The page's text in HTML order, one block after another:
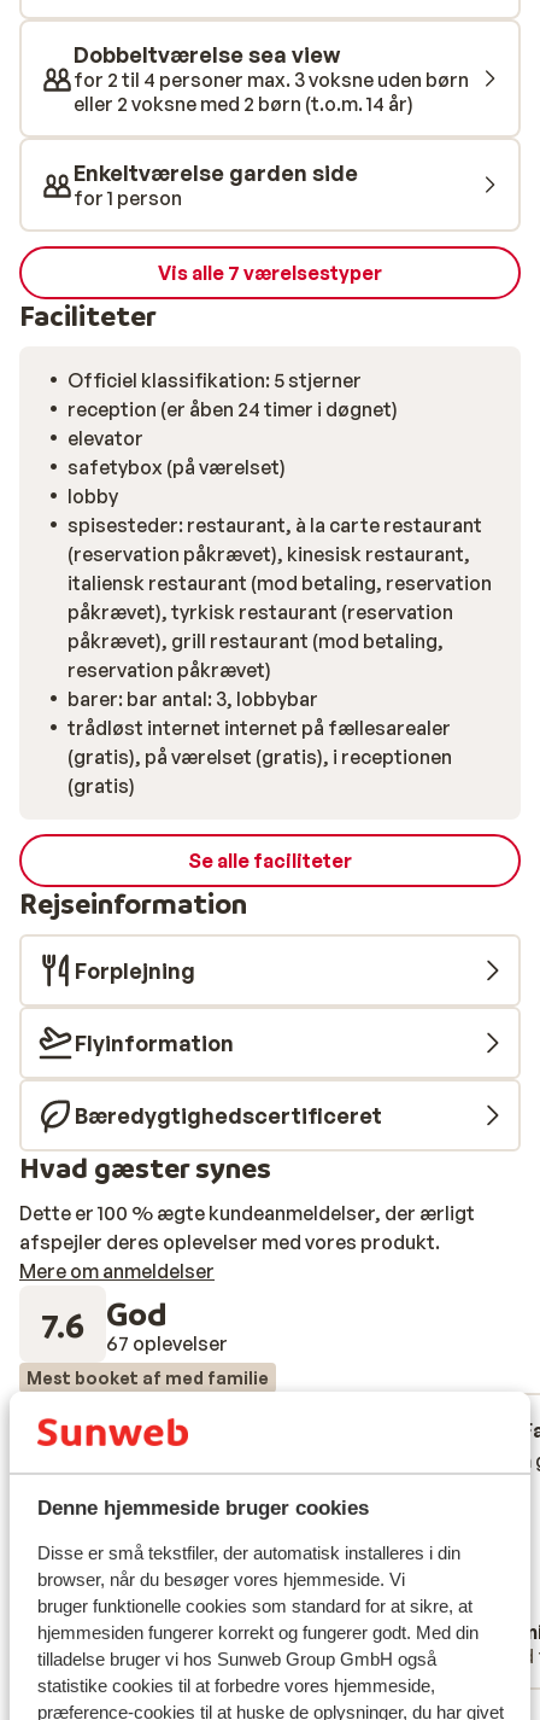
Denne hjemmeside bruger cookies
Disse er små tekstfiler, der automatisk installeres i din
browser, når du besøger vores hjemmeside. Vi
bruger funktionelle cookies som standard for at sikre, at
hjemmesiden fungerer korrekt og fungerer godt. Med din
tilladelse bruger vi hos Sunweb Group GmbH også
statistike cookies til at forbedre vores hjemmeside,
præference-cookies til at huske de oplysninger, du har givet
lidt mere aktiv, kan du deltage i underholdningsholdets
aktiviteter, slå dig løs på tennisbanen eller tage en tur i
fitnesscentret. Efter alle disse aktiviteter kan det være
skønt at få en beroligende massage i wellnesscentret...
For de små feriegæster er der også mere end nok at
lave, i miniklubben vil de ikke kede sig et øjeblik, da der
er mere end nok aktive og kreative ting at lave.
Kulinarisk nydelse er vigtigt for de fleste, når de er på
ferie, og det forstår de på Limak Limra. Buffeterne er
varierede og omfattende, og der er flere à la carte-
restauranter. Du kan bl.a. prøve tyrkiske retter på
Dobbeltværelse sea view
for 2 til 4 personer max. 3 voksne uden børn
eller 2 voksne med 2 børn (t.o.m. 14 år)
Enkeltværelse garden side
for 1 person
Vis alle 7 værelsestyper
Faciliteter
Officiel klassifikation: 5 stjerner
reception (er åben 24 timer i døgnet)
elevator
safetybox (på værelset)
lobby
spisesteder: restaurant, à la carte restaurant
(reservation påkrævet), kinesisk restaurant,
italiensk restaurant (mod betaling, reservation
påkrævet), tyrkisk restaurant (reservation
påkrævet), grill restaurant (mod betaling,
reservation påkrævet)
barer: bar antal: 3, lobbybar
trådløst internet internet på fællesarealer
(gratis), på værelset (gratis), i receptionen
(gratis)
Se alle faciliteter
Rejseinformation
Forplejning
Flyinformation
Bæredygtighedscertificeret
Hvad gæster synes
Dette er 100 % ægte kundeanmeldelser, der ærligt
afspejler deres oplevelser med vores produkt.
Mere om anmeldelser
7.6 God
67 oplevelser
Mest booket af med familie
7.6 God
Geen 5 sterren waard. Airco op 10 graden
moeten zetten om beetje leefbaar te
houden.
Geen 5 sterren waard. Airco op 10 graden
moeten zetten om beetje leefbaar te
houden.
Oversæt til dansk (DA)
Anonym
Med familie